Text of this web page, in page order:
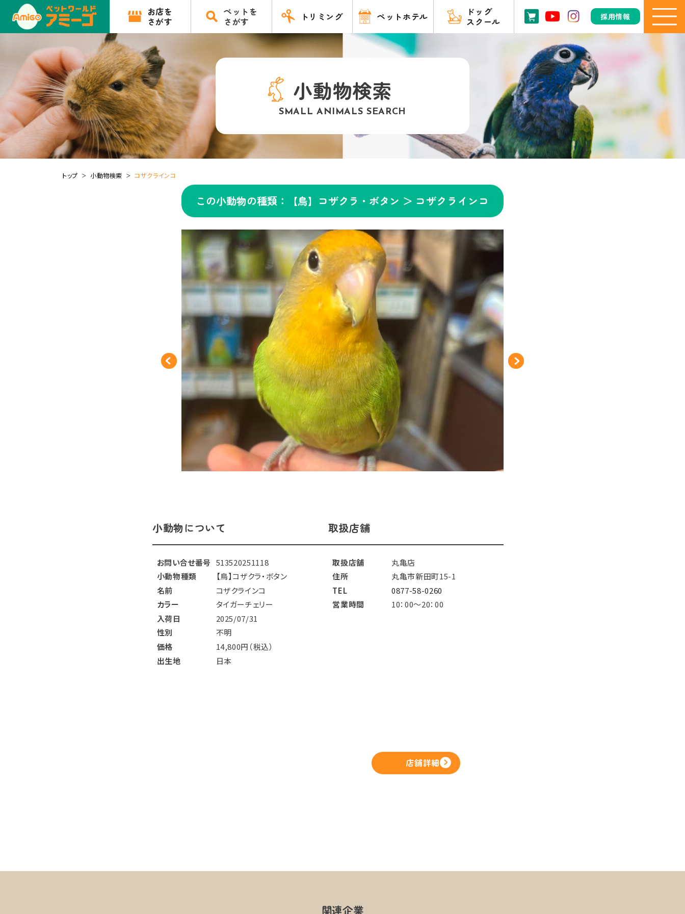
お店を
さがす
ペットを
さがす
トリミング ペットホテル
ドッグ
スクール
採用情報
小動物検索
SMALL ANIMALS SEARCH
トップ 小動物検索 コザクラインコ
この小動物の種類：【鳥】コザクラ・ボタン ＞ コザクラインコ
小動物について
お問い合せ番号 513520251118
小動物種類
【鳥】コザクラ・ボタン
名前
コザクラインコ
カラー
タイガーチェリー
入荷日
2025/07/31
性別
不明
価格
14,800円（税込）
出生地
日本
取扱店舗
取扱店舗
丸亀店
住所
丸亀市新田町15-1
TEL
0877-58-0260
営業時間
10：00～20：00
店舗詳細
関連企業